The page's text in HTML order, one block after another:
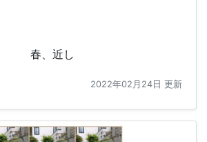
春、近し
2022年02月24日 更新